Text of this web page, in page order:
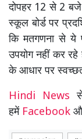
दोपहर 12 से 2
स्कूल बोर्ड पर
कि मतगणना से ये
उपयोग नहीं कर रहे
के आधार पर
Hindi News
हमें Facebook